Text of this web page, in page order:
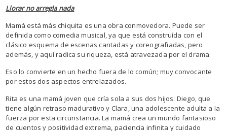
Llorar no arregla nada
Mamá está más chiquita es una obra conmovedora. Puede ser
definida como comedia musical, ya que está construída con el
clásico esquema de escenas cantadas y coreografiadas, pero
además, y aquí radica su riqueza, está atravezada por el drama.
Eso lo convierte en un hecho fuera de lo común; muy convocante
por estos dos aspectos entrelazados.
Rita es una mamá joven que cría sola a sus dos hijos: Diego, que
tiene algún retraso madurativo y Clara, una adolescente adulta a la
fuerza por esta circunstancia. La mamá crea un mundo fantasioso
de cuentos y positividad extrema, paciencia infinita y cuidado